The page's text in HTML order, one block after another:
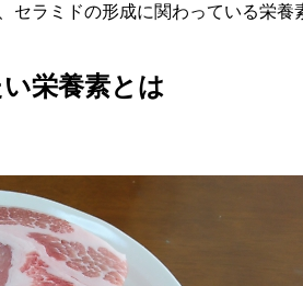
セラミドの形成に関わっている栄
栄養素とは